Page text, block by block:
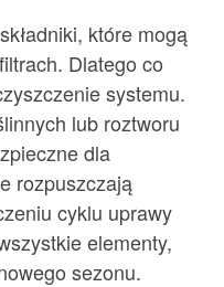
które mogą
Dlatego co
systemu.
lub roztworu
dla
rozpuszczają
cyklu uprawy
elementy,
sezonu.